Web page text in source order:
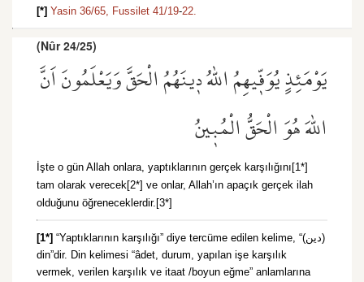
[*] Yasin 36/65, Fussilet 41/19-22.
(Nûr 24/25)
يَوْمَئِذٍ يُوَفّ۪يهِمُ اللّٰهُ د۪ينَهُمُ الْحَقَّ وَيَعْلَمُونَ اَنَّ
اللّٰهَ هُوَ الْحَقُّ الْمُب۪ينُ
İşte o gün Allah onlara, yaptıklarının gerçek karşılığını[1*]
tam olarak verecek[2*] ve onlar, Allah’ın apaçık gerçek ilah
olduğunu öğreneceklerdir.[3*]
[1*] “Yaptıklarının karşılığı” diye tercüme edilen kelime, “(دين)
din”dir. Din kelimesi “âdet, durum, yapılan işe karşılık
vermek, verilen karşılık ve itaat /boyun eğme” anlamlarına